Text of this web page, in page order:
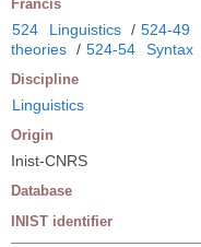
Francis
524 Linguistics / 524-49
theories / 524-54 Syntax
Discipline
Linguistics
Origin
Inist-CNRS
Database
INIST identifier